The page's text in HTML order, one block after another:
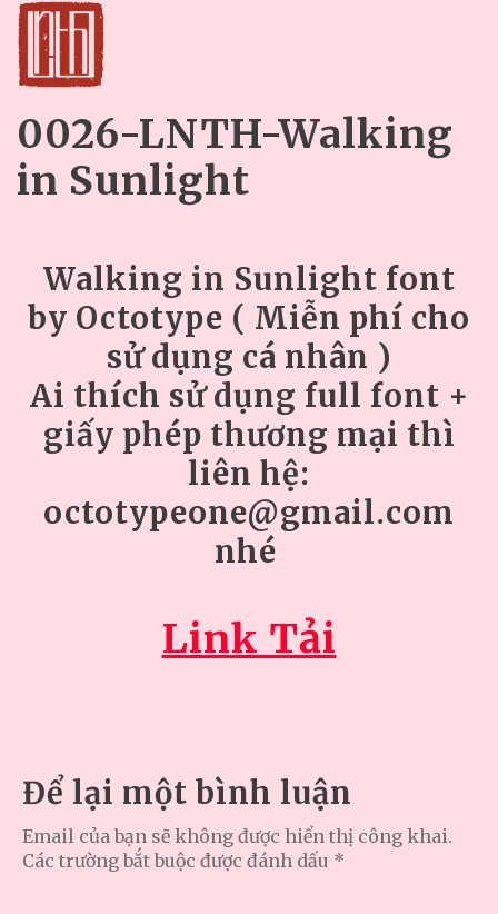
0026-LNTH-Walking
in Sunlight
Walking in Sunlight font
by Octotype ( Miễn phí cho
sử dụng cá nhân )
Ai thích sử dụng full font +
giấy phép thương mại thì
liên hệ:
octotypeone@gmail.com
nhé
Link Tải
Để lại một bình luận
Email của bạn sẽ không được hiển thị công khai.
Các trường bắt buộc được đánh dấu *